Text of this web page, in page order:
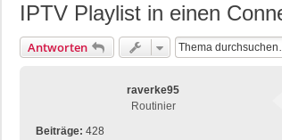
IPTV Playlist in einen
Antworten
raverke95
Routinier
Beiträge: 428